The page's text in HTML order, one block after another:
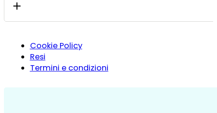
Cookie Policy
Resi
Termini e condizioni